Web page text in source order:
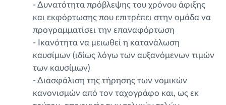
- Δυνατότητα πρόβλεψης του χρόνου άφιξης
και εκφόρτωσης που επιτρέπει στην ομάδα να
προγραμματίσει την επαναφόρτωση
- Ικανότητα να μειωθεί η κατανάλωση
καυσίμων (ιδίως λόγω των αυξανόμενων τιμών
των καυσίμων)
- Διασφάλιση της τήρησης των νομικών
κανονισμών από τον ταχογράφο και, ως εκ